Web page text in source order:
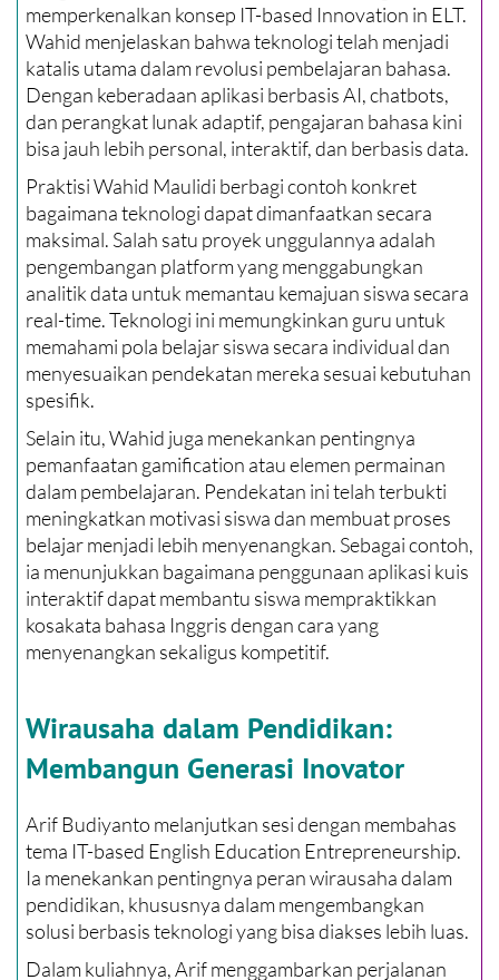
memperkenalkan konsep IT-based Innovation in ELT.
Wahid menjelaskan bahwa teknologi telah menjadi
katalis utama dalam revolusi pembelajaran bahasa.
Dengan keberadaan aplikasi berbasis AI, chatbots,
dan perangkat lunak adaptif, pengajaran bahasa kini
bisa jauh lebih personal, interaktif, dan berbasis data.
Praktisi Wahid Maulidi berbagi contoh konkret
bagaimana teknologi dapat dimanfaatkan secara
maksimal. Salah satu proyek unggulannya adalah
pengembangan platform yang menggabungkan
analitik data untuk memantau kemajuan siswa secara
real-time. Teknologi ini memungkinkan guru untuk
memahami pola belajar siswa secara individual dan
menyesuaikan pendekatan mereka sesuai kebutuhan
spesifik.
Selain itu, Wahid juga menekankan pentingnya
pemanfaatan gamification atau elemen permainan
dalam pembelajaran. Pendekatan ini telah terbukti
meningkatkan motivasi siswa dan membuat proses
belajar menjadi lebih menyenangkan. Sebagai contoh,
ia menunjukkan bagaimana penggunaan aplikasi kuis
interaktif dapat membantu siswa mempraktikkan
kosakata bahasa Inggris dengan cara yang
menyenangkan sekaligus kompetitif.
Wirausaha dalam Pendidikan:
Membangun Generasi Inovator
Arif Budiyanto melanjutkan sesi dengan membahas
tema IT-based English Education Entrepreneurship.
Ia menekankan pentingnya peran wirausaha dalam
pendidikan, khususnya dalam mengembangkan
solusi berbasis teknologi yang bisa diakses lebih luas.
Dalam kuliahnya, Arif menggambarkan perjalanan